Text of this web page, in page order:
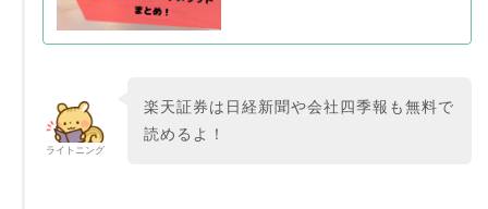
ライトニング
楽天証券は日経新聞や会社四季報も無料で
読めるよ！